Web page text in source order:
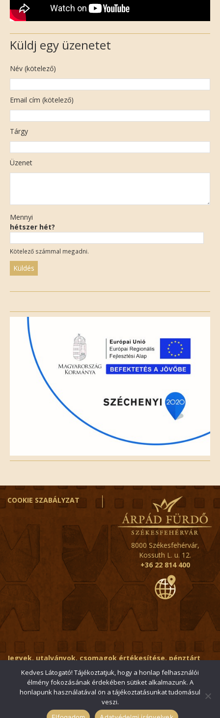
Küldj egy üzenetet
Név (kötelező)
Email cím (kötelező)
Tárgy
Üzenet
Mennyi
hétszer hét?
Kötelező számmal megadni.
field
empty.
COOKIE SZABÁLYZAT
8000 Székesfehérvár,
Kossuth L. u. 12.
+36 22 814 400
Jegyek, utalványok, csomagok értékesítése, pénztárt
érintő kérdések:
ertekesito@fehervar-arpadfurdo.hu
Általános érdeklődés: info@fehervar-arpadfurdo.hu
© 2006-2026 Székesfehérvári Árpád Fürdő / Minden jog
Kedves Látogató! Tájékoztatjuk, hogy a honlap felhasználói
élmény fokozásának érdekében sütiket alkalmazunk. A
honlapunk használatával ön a tájékoztatásunkat tudomásul
veszi.